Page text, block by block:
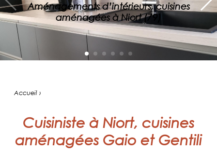
Aménagements d’intérieurs, cuisines
aménagées à Niort (79)
Accueil ›
Cuisiniste à Niort, cuisines
aménagées Gaio et Gentili